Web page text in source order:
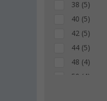
38 (5)
40 (5)
42 (5)
44 (5)
48 (4)
50 (4)